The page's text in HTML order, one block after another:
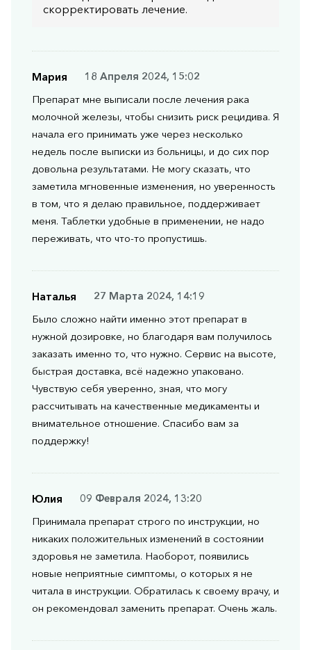
скорректировать лечение.
Мария
18 Апреля 2024, 15:02
Препарат мне выписали после лечения рака
молочной железы, чтобы снизить риск рецидива. Я
начала его принимать уже через несколько
недель после выписки из больницы, и до сих пор
довольна результатами. Не могу сказать, что
заметила мгновенные изменения, но уверенность
в том, что я делаю правильное, поддерживает
меня. Таблетки удобные в применении, не надо
переживать, что что-то пропустишь.
Наталья
27 Марта 2024, 14:19
Было сложно найти именно этот препарат в
нужной дозировке, но благодаря вам получилось
заказать именно то, что нужно. Сервис на высоте,
быстрая доставка, всё надежно упаковано.
Чувствую себя уверенно, зная, что могу
рассчитывать на качественные медикаменты и
внимательное отношение. Спасибо вам за
поддержку!
Юлия
09 Февраля 2024, 13:20
Принимала препарат строго по инструкции, но
никаких положительных изменений в состоянии
здоровья не заметила. Наоборот, появились
новые неприятные симптомы, о которых я не
читала в инструкции. Обратилась к своему врачу, и
он рекомендовал заменить препарат. Очень жаль.